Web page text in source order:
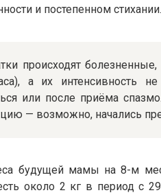
и постепенном стихании.
происходят
а их интенсивность
или после приёма
— возможно, начались
будущей мамы на 8-м
около 2 кг в период с